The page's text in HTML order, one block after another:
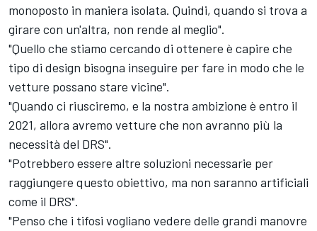
monoposto in maniera isolata. Quindi, quando si trova a
girare con un'altra, non rende al meglio".
"Quello che stiamo cercando di ottenere è capire che
tipo di design bisogna inseguire per fare in modo che le
vetture possano stare vicine".
"Quando ci riusciremo, e la nostra ambizione è entro il
2021, allora avremo vetture che non avranno più la
necessità del DRS".
"Potrebbero essere altre soluzioni necessarie per
raggiungere questo obiettivo, ma non saranno artificiali
come il DRS".
"Penso che i tifosi vogliano vedere delle grandi manovre